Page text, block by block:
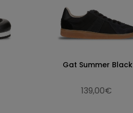
Gat Summer Black
139,00€